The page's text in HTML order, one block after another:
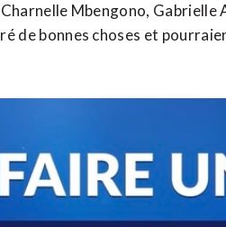
Mbengono, Gabrielle
de bonnes choses et